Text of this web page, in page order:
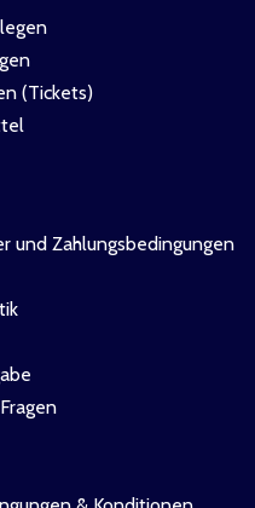
(Tickets)
und Zahlungsbedingungen